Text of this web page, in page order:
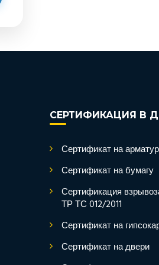
СЕРТИФИКАЦИЯ В
Сертификат на
Сертификат на бумагу
Сертификация
ТР ТС 012/2011
Сертификат на
Сертификат на двери